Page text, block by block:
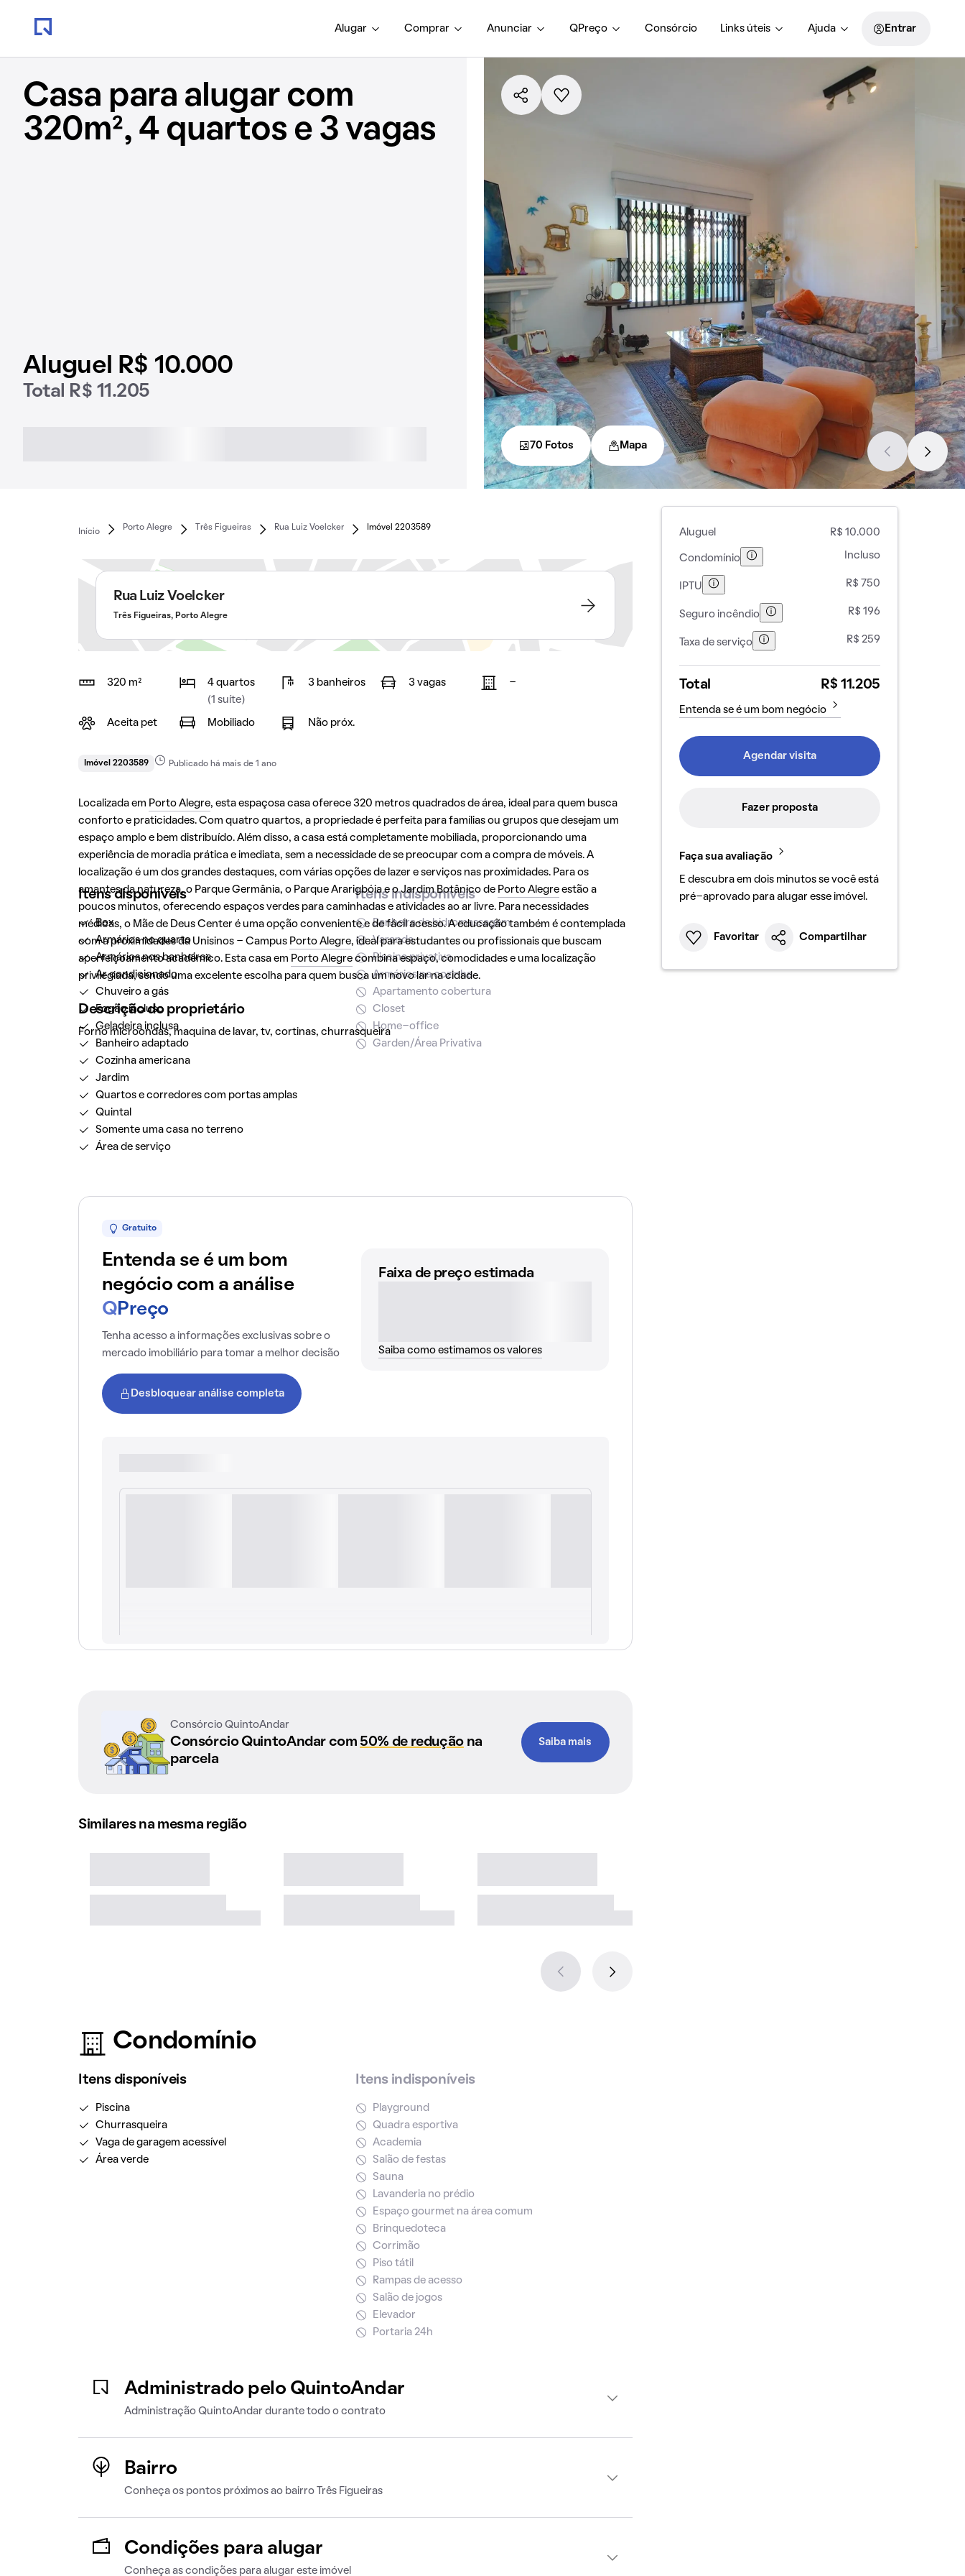
Alugar Comprar Anunciar QPreço Consórcio Links úteis Ajuda Entrar
Casa para alugar com
320m², 4 quartos e 3 vagas
Aluguel R$ 10.000
Total R$ 11.205
70 Fotos Mapa
Início
Porto Alegre Três Figueiras Rua Luiz Voelcker Imóvel 2203589
Rua Luiz Voelcker
Três Figueiras, Porto Alegre
320 m²
4 quartos
(1 suíte)
3 banheiros 3 vagas -
Aceita pet Mobiliado Não próx.
Imóvel 2203589 Publicado há mais de 1 ano
Localizada em Porto Alegre, esta espaçosa casa oferece 320 metros quadrados de área, ideal para quem busca
conforto e praticidades. Com quatro quartos, a propriedade é perfeita para famílias ou grupos que desejam um
espaço amplo e bem distribuído. Além disso, a casa está completamente mobiliada, proporcionando uma
experiência de moradia prática e imediata, sem a necessidade de se preocupar com a compra de móveis. A
localização é um dos grandes destaques, com várias opções de lazer e serviços nas proximidades. Para os
amantes da natureza, o Parque Germânia, o Parque Ararigbóia e o Jardim Botânico de Porto Alegreestão a
poucos minutos, oferecendo espaços verdes para caminhadas e atividades ao ar livre. Para necessidades
médicas, o Mãe de Deus Center é uma opção conveniente e de fácil acesso. A educação também é contemplada
com a proximidades da Unisinos - Campus Porto Alegre, ideal para estudantes ou profissionais que buscam
aperfeiçoamento acadêmico. Esta casa em Porto Alegrecombina espaço, comodidades e uma localização
privilegiada, sendo uma excelente escolha para quem busca um novo lar na cidade.
Descrição do proprietário
Forno microondas, maquina de lavar, tv, cortinas, churrasqueira
Itens disponíveis
Box
Armários no quarto
Armários nos banheiros
Ar condicionado
Chuveiro a gás
Fogão incluso
Geladeira inclusa
Banheiro adaptado
Cozinha americana
Jardim
Quartos e corredores com portas amplas
Quintal
Somente uma casa no terreno
Área de serviço
Itens indisponíveis
Banheira de hidromassagem
Varanda
Piscina privativa
Armários na cozinha
Apartamento cobertura
Closet
Home-office
Garden/Área Privativa
Gratuito
Entenda se é um bom
negócio com a análise
Q Preço
Tenha acesso a informações exclusivas sobre o
mercado imobiliário para tomar a melhor decisão
Desbloquear análise completa
Faixa de preço estimada
Saiba como estimamos os valores
Consórcio QuintoAndar
Consórcio QuintoAndar com 50% de reduçãona
parcela
Saiba mais
Similares na mesma região
Condomínio
Itens disponíveis
Piscina
Churrasqueira
Vaga de garagem acessível
Área verde
Itens indisponíveis
Playground
Quadra esportiva
Academia
Salão de festas
Sauna
Lavanderia no prédio
Espaço gourmet na área comum
Brinquedoteca
Corrimão
Piso tátil
Rampas de acesso
Salão de jogos
Elevador
Portaria 24h
Administrado pelo QuintoAndar
Administração QuintoAndar durante todo o contrato
Bairro
Conheça os pontos próximos ao bairro Três Figueiras
Condições para alugar
Conheça as condições para alugar este imóvel
Aluguel R$ 10.000
Condomínio Incluso
IPTU R$ 750
Seguro incêndio R$ 196
Taxa de serviço R$ 259
Total R$ 11.205
Entenda se é um bom negócio
Agendar visita
Fazer proposta
Faça sua avaliação
E descubra em dois minutos se você está
pré-aprovado para alugar esse imóvel.
Favoritar Compartilhar